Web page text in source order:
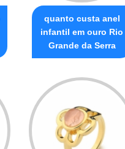
quanto custa anel
infantil em ouro Rio
Grande da Serra